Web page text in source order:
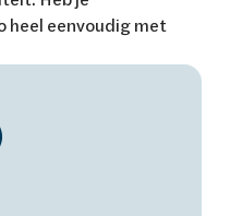
heel eenvoudig met